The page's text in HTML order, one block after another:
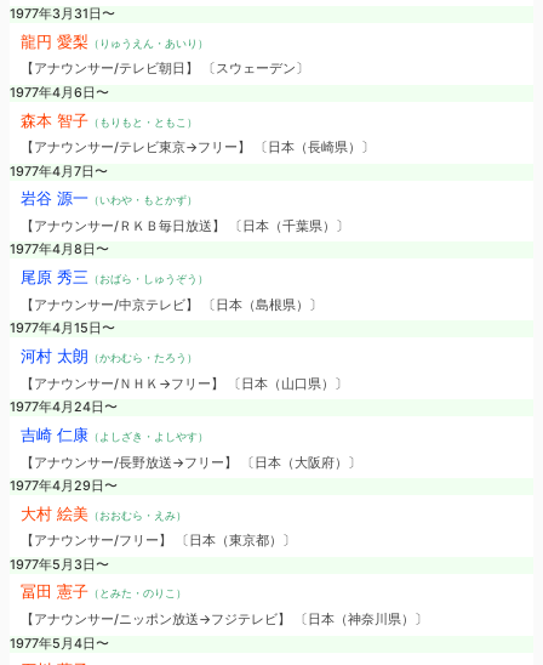
1977年3月31日〜
龍円 愛梨（りゅうえん・あいり）
【アナウンサー/テレビ朝日】 〔スウェーデン〕
1977年4月6日〜
森本 智子（もりもと・ともこ）
【アナウンサー/テレビ東京→フリー】 〔日本（長崎県）〕
1977年4月7日〜
岩谷 源一（いわや・もとかず）
【アナウンサー/ＲＫＢ毎日放送】 〔日本（千葉県）〕
1977年4月8日〜
尾原 秀三 （おばら・しゅうぞう）
【アナウンサー/中京テレビ】 〔日本（島根県）〕
1977年4月15日〜
河村 太朗 （かわむら・たろう）
【アナウンサー/ＮＨＫ→フリー】 〔日本（山口県）〕
1977年4月24日〜
吉崎 仁康（よしざき・よしやす）
【アナウンサー/長野放送→フリー】 〔日本（大阪府）〕
1977年4月29日〜
大村 絵美（おおむら・えみ）
【アナウンサー/フリー】 〔日本（東京都）〕
1977年5月3日〜
冨田 憲子（とみた・のりこ）
【アナウンサー/ニッポン放送→フジテレビ】 〔日本（神奈川県）〕
1977年5月4日〜